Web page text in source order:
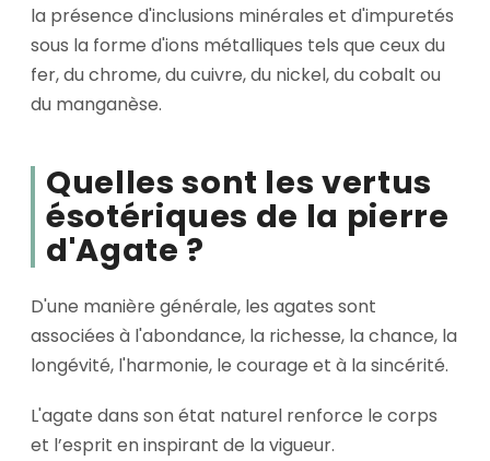
la présence d'inclusions minérales et d'impuretés
sous la forme d'ions métalliques tels que ceux du
fer, du chrome, du cuivre, du nickel, du cobalt ou
du manganèse.
Quelles sont les vertus
ésotériques de la pierre
d'Agate ?
D'une manière générale, les agates sont
associées à l'abondance, la richesse, la chance, la
longévité, l'harmonie, le courage et à la sincérité.
L'agate dans son état naturel renforce le corps
et l’esprit en inspirant de la vigueur.